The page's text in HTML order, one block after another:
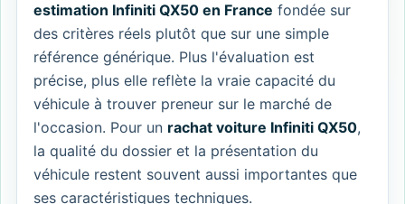
estimation Infiniti QX50 en France fondée sur
des critères réels plutôt que sur une simple
référence générique. Plus l'évaluation est
précise, plus elle reflète la vraie capacité du
véhicule à trouver preneur sur le marché de
l'occasion. Pour un rachat voiture Infiniti QX50,
la qualité du dossier et la présentation du
véhicule restent souvent aussi importantes que
ses caractéristiques techniques.